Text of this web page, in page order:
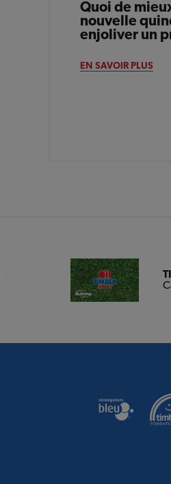
Quoi de
nouvelle
enjoliver un
EN SAVOIR PLUS